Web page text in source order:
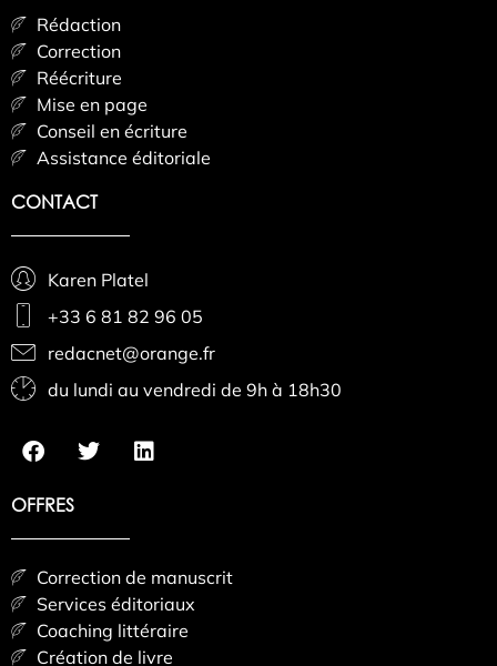
Rédaction
Correction
Réécriture
Mise en page
Conseil en écriture
Assistance éditoriale
CONTACT
Karen Platel
+33 6 81 82 96 05
redacnet@orange.fr
du lundi au vendredi de 9h à 18h30
OFFRES
Correction de manuscrit
Services éditoriaux
Coaching littéraire
Création de livre